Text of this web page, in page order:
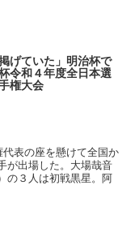
げていた」明治杯で
令和４年度全日本選
権大会
表の座を懸けて全国か
が出場した。大場哉音
の３人は初戦黒星。阿